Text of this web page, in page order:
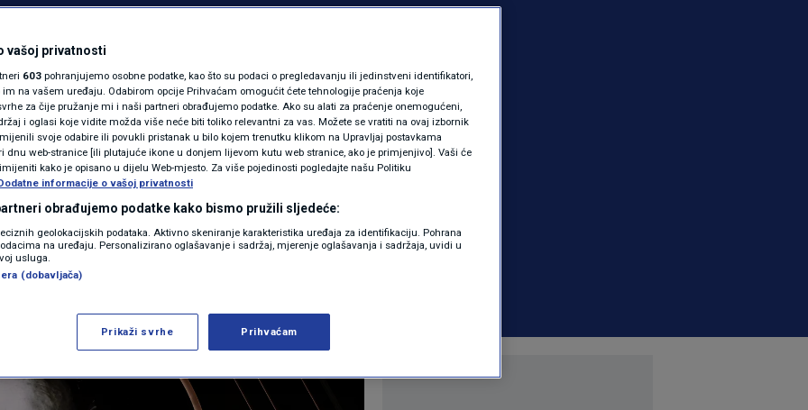
MAGAZIN
KOLUMNE
N1(DIS)INFO
KLIMATSKE PROMJENE
FOTO
VIDEO
oko oporuke,
još uvijek nije
SHOWBIZ 0 komentara
Više
vašoj privatnosti
603 pohranjujemo osobne podatke, kao što su podaci o pregledavanju ili jedinstveni identifikatori,
na vašem uređaju. Odabirom opcije Prihvaćam omogućit ćete tehnologije praćenja koje
za čije pružanje mi i naši partneri obrađujemo podatke. Ako su alati za praćenje onemogućeni,
i oglasi koje vidite možda više neće biti toliko relevantni za vas. Možete se vratiti na ovaj izbornik
svoje odabire ili povukli pristanak u bilo kojem trenutku klikom na Upravljaj postavkama
dnu web-stranice [ili plutajuće ikone u donjem lijevom kutu web stranice, ako je primjenjivo]. Vaši će
kako je opisano u dijelu Web-mjesto. Za više pojedinosti pogledajte našu Politiku
informacije o vašoj privatnosti
obrađujemo podatke kako bismo pružili sljedeće:
geolokacijskih podataka. Aktivno skeniranje karakteristika uređaja za identifikaciju. Pohrana
na uređaju. Personalizirano oglašavanje i sadržaj, mjerenje oglašavanja i sadržaja, uvidi u
usluga.
(dobavljača)
Prikaži svrhe Prihvaćam